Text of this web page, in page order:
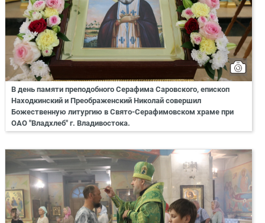
В день памяти преподобного Серафима Саровского, епископ
Находкинский и Преображенский Николай совершил
Божественную литургию в Свято-Серафимовском храме при
ОАО "Владхлеб" г. Владивостока.